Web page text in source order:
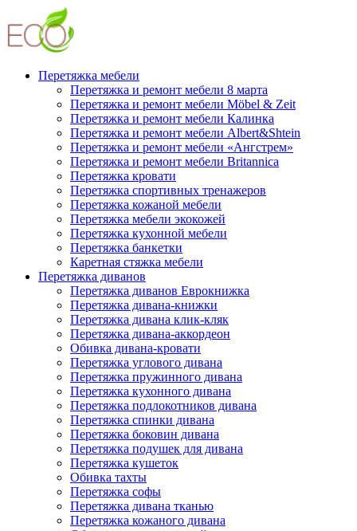
Перетяжка мебели
Перетяжка и ремонт мебели 8 марта
Перетяжка и ремонт мебели Möbel & Zeit
Перетяжка и ремонт мебели Калинка
Перетяжка и ремонт мебели Albert&Shtein
Перетяжка и ремонт мебели «Ангстрем»
Перетяжка и ремонт мебели Britannica
Перетяжка кровати
Перетяжка спортивных тренажеров
Перетяжка кожаной мебели
Перетяжка мебели экокожей
Перетяжка кухонной мебели
Перетяжка банкетки
Каретная стяжка мебели
Перетяжка диванов
Перетяжка диванов Еврокнижка
Перетяжка дивана-книжки
Перетяжка дивана клик-кляк
Перетяжка дивана-аккордеон
Обивка дивана-кровати
Перетяжка углового дивана
Перетяжка пружинного дивана
Перетяжка кухонного дивана
Перетяжка подлокотников дивана
Перетяжка спинки дивана
Перетяжка боковин дивана
Перетяжка подушек для дивана
Перетяжка кушеток
Обивка тахты
Перетяжка софы
Перетяжка дивана тканью
Перетяжка кожаного дивана